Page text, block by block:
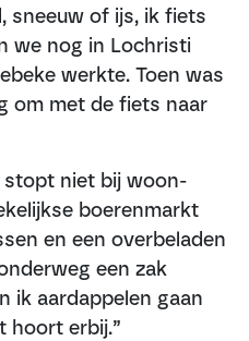
sneeuw of ijs, ik fiets
we nog in Lochristi
werkte. Toen was
om met de fiets naar
stopt niet bij woon-
boerenmarkt
en een overbeladen
een zak
ik aardappelen gaan
hoort erbij.”